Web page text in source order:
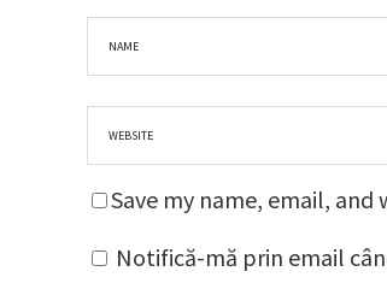
Save my name, email,
Notifică-mă prin email